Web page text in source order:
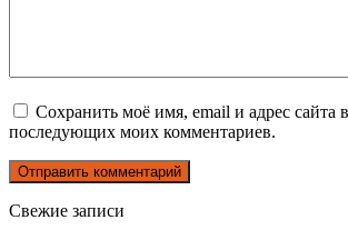
Сохранить моё имя, email и адрес сайта
последующих моих комментариев.
Свежие записи